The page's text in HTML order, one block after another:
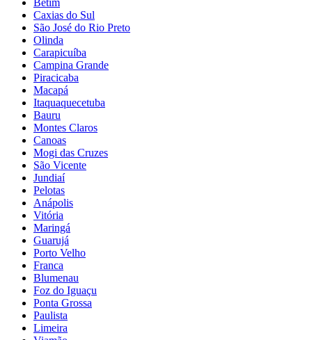
Betim
Caxias do Sul
São José do Rio Preto
Olinda
Carapicuíba
Campina Grande
Piracicaba
Macapá
Itaquaquecetuba
Bauru
Montes Claros
Canoas
Mogi das Cruzes
São Vicente
Jundiaí
Pelotas
Anápolis
Vitória
Maringá
Guarujá
Porto Velho
Franca
Blumenau
Foz do Iguaçu
Ponta Grossa
Paulista
Limeira